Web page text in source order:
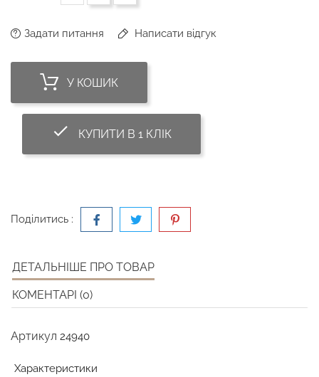
Задати питання Написати відгук
У КОШИК
done_outline
КУПИТИ В 1 КЛІК
Поділитись :
ДЕТАЛЬНІШЕ ПРО ТОВАР
КОМЕНТАРІ (0)
Артикул 24940
Характеристики